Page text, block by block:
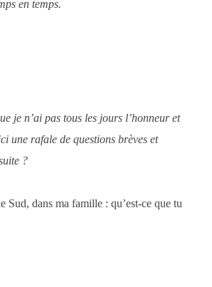
en temps.
je n’ai pas tous les jours l’honneur et
une rafale de questions brèves et
?
Sud, dans ma famille : qu’est-ce que tu